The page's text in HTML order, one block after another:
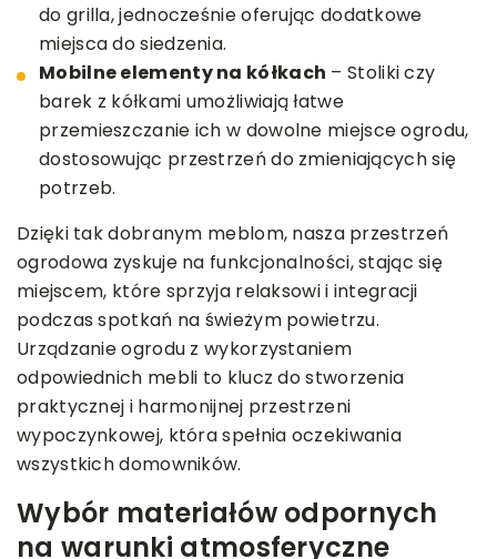
do grilla, jednocześnie oferując dodatkowe
miejsca do siedzenia.
Mobilne elementy na kółkach – Stoliki czy
barek z kółkami umożliwiają łatwe
przemieszczanie ich w dowolne miejsce ogrodu,
dostosowując przestrzeń do zmieniających się
potrzeb.
Dzięki tak dobranym meblom, nasza przestrzeń
ogrodowa zyskuje na funkcjonalności, stając się
miejscem, które sprzyja relaksowi i integracji
podczas spotkań na świeżym powietrzu.
Urządzanie ogrodu z wykorzystaniem
odpowiednich mebli to klucz do stworzenia
praktycznej i harmonijnej przestrzeni
wypoczynkowej, która spełnia oczekiwania
wszystkich domowników.
Wybór materiałów odpornych
na warunki atmosferyczne